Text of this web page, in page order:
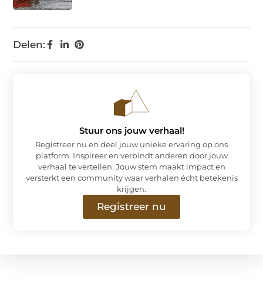
Delen:
Stuur ons jouw verhaal!
Registreer nu en deel jouw unieke ervaring op ons
platform. Inspireer en verbindt anderen door jouw
verhaal te vertellen. Jouw stem maakt impact en
versterkt een community waar verhalen écht betekenis
krijgen.
Registreer nu